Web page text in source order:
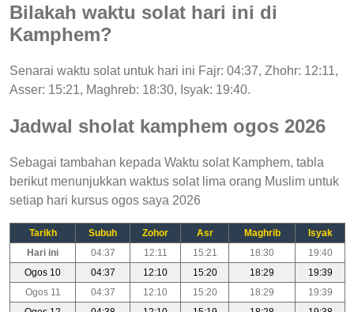
Bilakah waktu solat hari ini di
Kamphem?
Senarai waktu solat untuk hari ini Fajr: 04:37, Zhohr: 12:11,
Asser: 15:21, Maghreb: 18:30, Isyak: 19:40.
Jadwal sholat kamphem ogos 2026
Sebagai tambahan kepada Waktu solat Kamphem, tabla
berikut menunjukkan waktus solat lima orang Muslim untuk
setiap hari kursus ogos saya 2026
Tarikh Subuh Zohor Asr Maghrib
Isyak
Hari ini
04:37 12:11 15:21 18:30
19:40
Ogos 10
04:37 12:10 15:20 18:29
19:39
Ogos 11
04:37 12:10 15:20 18:29
19:39